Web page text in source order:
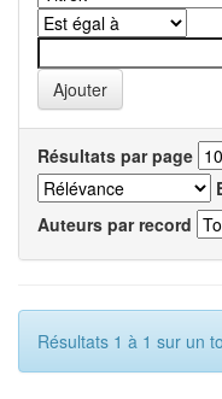
Résultats par page
Auteurs par record
Résultats 1 à 1 sur un